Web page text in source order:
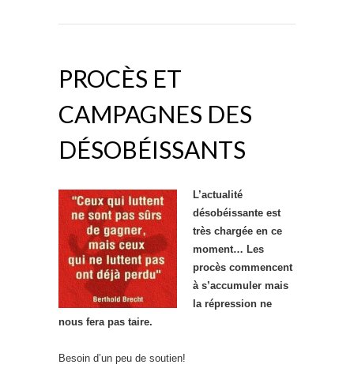
PROCÈS ET
CAMPAGNES DES
DÉSOBÉISSANTS
L’actualité
désobéissante est
très chargée en ce
moment… Les
procès commencent
à s’accumuler mais
la répression ne
nous fera pas taire.
Besoin d’un peu de soutien!